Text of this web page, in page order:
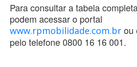
Para consultar a tabela
podem acessar o portal
www.rpmobilidade.com.br ou
pelo telefone 0800 16 16 001.